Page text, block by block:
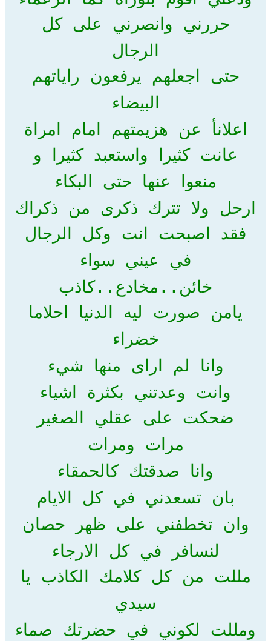
حررني وانصرني على كل
الرجال
حتى اجعلهم يرفعون راياتهم
البيضاء
اعلانأ عن هزيمتهم امام امراة
عانت كثيرا واستعبد كثيرا و
منعوا عنها حتى البكاء
ارحل ولا تترك ذكرى من ذكراك
فقد اصبحت انت وكل الرجال
في عيني سواء
خائن..مخادع..كاذب
يامن صورت ليه الدنيا احلاما
خضراء
وانا لم اراى منها شيء
وانت وعدتني بكثرة اشياء
ضحكت على عقلي الصغير
مرات ومرات
وانا صدقتك كالحمقاء
بان تسعدني في كل الايام
وان تخطفني على ظهر حصان
لنسافر في كل الارجاء
مللت من كل كلامك الكاذب يا
سيدي
ومللت لكوني في حضرتك صماء